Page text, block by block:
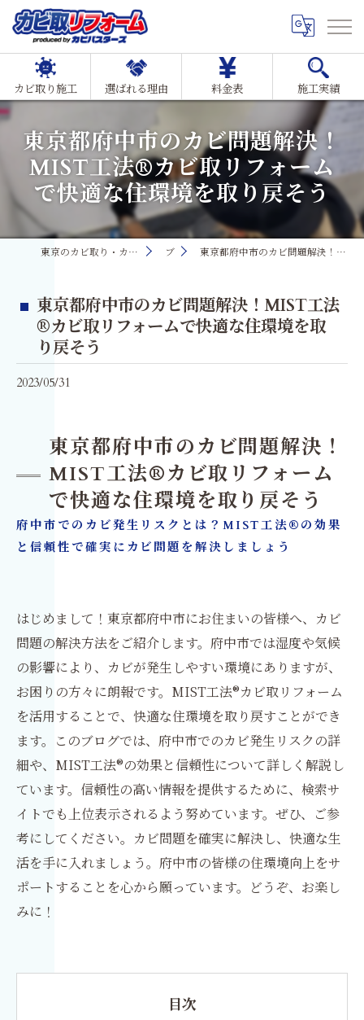
カビ取り施工 選ばれる理由 料金表 施工実績
東京都府中市のカビ問題解決！
MIST工法®カビ取リフォーム
で快適な住環境を取り戻そう
東京のカビ取り・カビ対策ならMIST工法®カビ取リフォーム ブログ 東京都府中市のカビ問題解決！MIST工法®カビ取リフォームで快適な住環境を取り戻そう
東京都府中市のカビ問題解決！MIST工法
®カビ取リフォームで快適な住環境を取
り戻そう
2023/05/31
東京都府中市のカビ問題解決！
MIST工法®カビ取リフォーム
で快適な住環境を取り戻そう
府中市でのカビ発生リスクとは？MIST工法®の効果
と信頼性で確実にカビ問題を解決しましょう
はじめまして！東京都府中市にお住まいの皆様へ、カビ
問題の解決方法をご紹介します。府中市では湿度や気候
の影響により、カビが発生しやすい環境にありますが、
お困りの方々に朗報です。MIST工法®カビ取リフォーム
を活用することで、快適な住環境を取り戻すことができ
ます。このブログでは、府中市でのカビ発生リスクの詳
細や、MIST工法®の効果と信頼性について詳しく解説し
ています。信頼性の高い情報を提供するために、検索サ
イトでも上位表示されるよう努めています。ぜひ、ご参
考にしてください。カビ問題を確実に解決し、快適な生
活を手に入れましょう。府中市の皆様の住環境向上をサ
ポートすることを心から願っています。どうぞ、お楽し
みに！
目次